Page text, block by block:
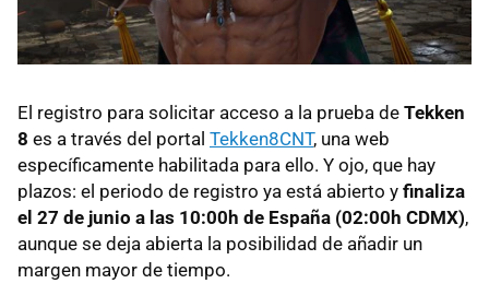
El registro para solicitar acceso a la prueba de Tekken
8 es a través del portal Tekken8CNT, una web
específicamente habilitada para ello. Y ojo, que hay
plazos: el periodo de registro ya está abierto y finaliza
el 27 de junio a las 10:00h de España (02:00h CDMX),
aunque se deja abierta la posibilidad de añadir un
margen mayor de tiempo.